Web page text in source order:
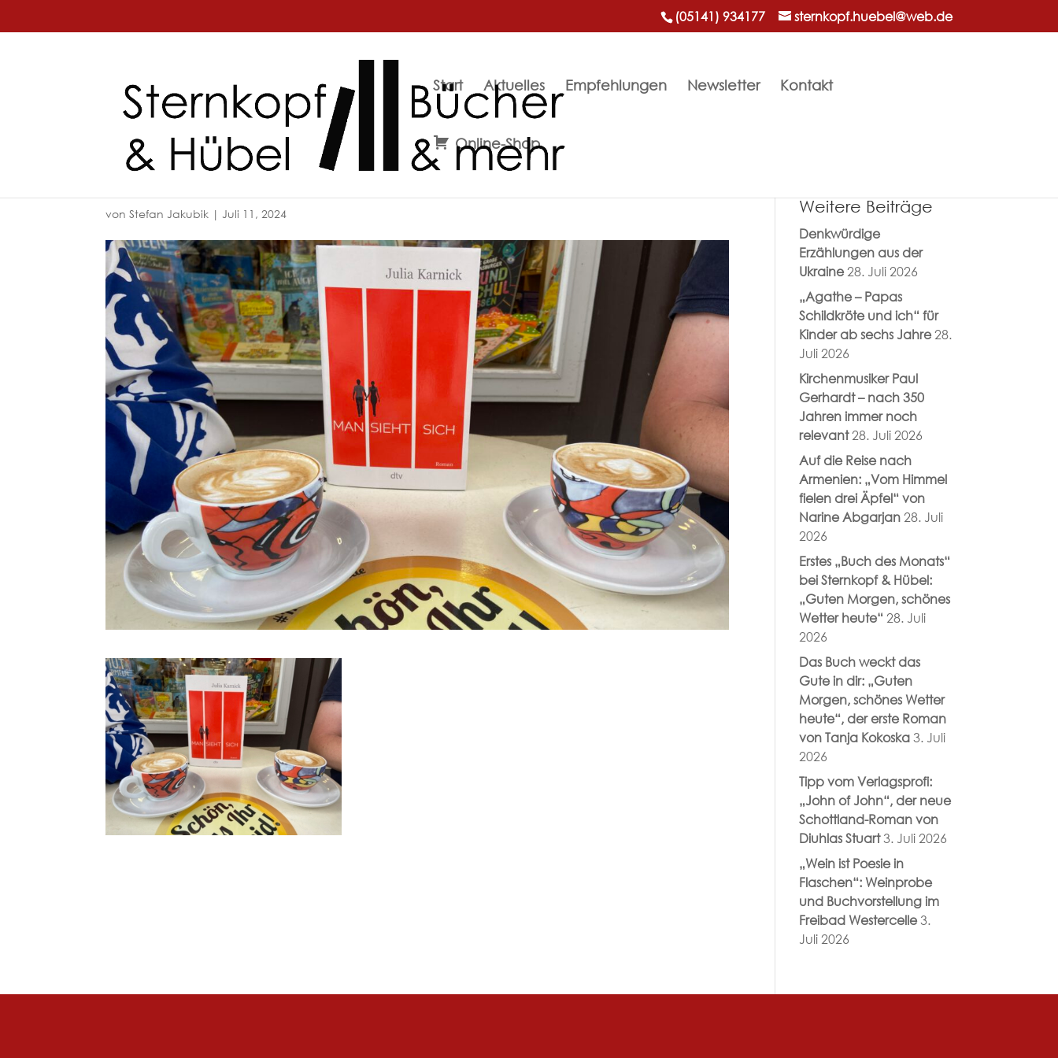
(05141) 934177 sternkopf.huebel@web.de
Start Aktuelles Empfehlungen Newsletter Kontakt
Online-Shop
vonStefan Jakubik |Juli 11, 2024 Weitere Beiträge
Denkwürdige
Erzählungen aus der
Ukraine28. Juli 2026
„Agathe – Papas
Schildkröte und ich“ für
Kinder ab sechs Jahre28.
Juli 2026
Kirchenmusiker Paul
Gerhardt – nach 350
Jahren immer noch
relevant28. Juli 2026
Auf die Reise nach
Armenien: „Vom Himmel
fielen drei Äpfel“ von
Narine Abgarjan28. Juli
2026
Erstes „Buch des Monats“
bei Sternkopf & Hübel:
„Guten Morgen, schönes
Wetter heute“ 28. Juli
2026
Das Buch weckt das
Gute in dir: „Guten
Morgen, schönes Wetter
heute“, der erste Roman
von Tanja Kokoska3. Juli
2026
Tipp vom Verlagsprofi:
„John of John“, der neue
Schottland-Roman von
Diuhlas Stuart3. Juli 2026
„Wein ist Poesie in
Flaschen“: Weinprobe
und Buchvorstellung im
Freibad Westercelle3.
Juli 2026